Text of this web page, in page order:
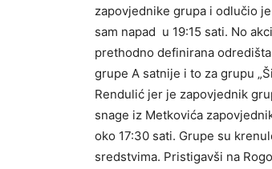
zapovjednike grupa i odlučio
sam napad u 19:15 sati. No
prethodno definirana
grupe A satnije i to za grupu
Rendulić jer je zapovjednik
snage iz Metkovića
oko 17:30 sati. Grupe su
sredstvima. Pristigavši na